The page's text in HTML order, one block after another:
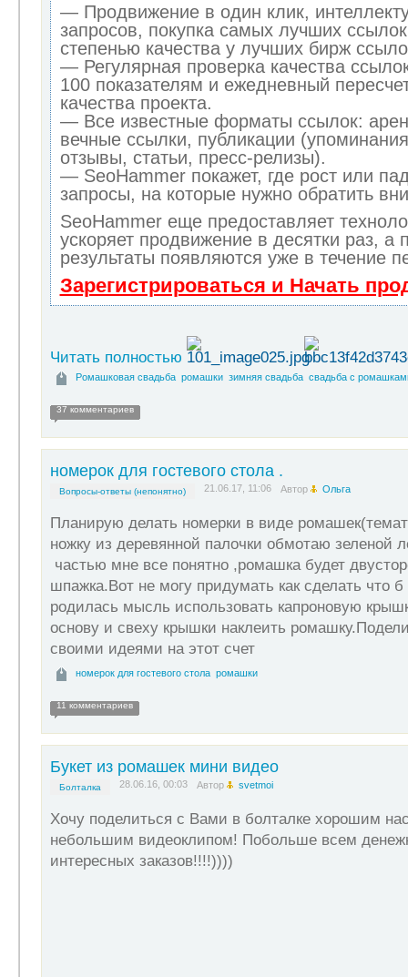
— Продвижение в один клик,
запросов, покупка самых лучших
степенью качества у лучших бирж
— Регулярная проверка качества
100 показателям и ежедневный
качества проекта.
— Все известные форматы ссылок:
вечные ссылки, публикации
отзывы, статьи, пресс-релизы).
— SeoHammer покажет, где рост или
запросы, на которые нужно обратить
SeoHammer еще предоставляет
ускоряет продвижение в десятки раз, а
результаты появляются уже в течение
Зарегистрироваться и Начать
Читать полностью
Ромашковая свадьба ромашки зимняя свадьба свадьба с
37 комментариев
номерок для гостевого стола .
Вопросы-ответы (непонятно) 21.06.17, 11:06 Автор Ольга
Планирую делать номерки в виде
ножку из деревянной палочки обмотаю зеленой
частью мне все понятно ,ромашка будет
шпажка.Вот не могу придумать как сделать что
родилась мысль использовать капроновую
основу и свеху крышки наклеить
своими идеями на этот счет
номерок для гостевого стола ромашки
11 комментариев
Букет из ромашек мини видео
Болталка 28.06.16, 00:03 Автор svetmoi
Хочу поделиться с Вами в болталке хорошим
небольшим видеоклипом! Побольше всем
интересных заказов!!!!))))